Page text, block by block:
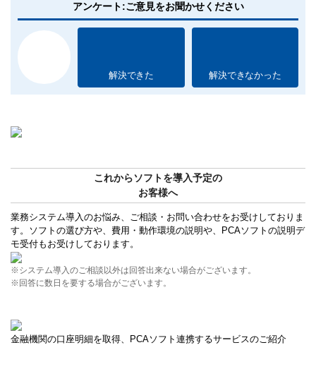
アンケート:ご意見をお聞かせください
解決できた 解決できなかった
これからソフトを導入予定の
お客様へ
業務システム導入のお悩み、ご相談・お問い合わせをお受けしておりま
す。ソフトの選び方や、費用・動作環境の説明や、PCAソフトの説明デ
モ受付もお受けしております。
※システム導入のご相談以外は回答出来ない場合がございます。
※回答に数日を要する場合がございます。
金融機関の口座明細を取得、PCAソフト連携するサービスのご紹介